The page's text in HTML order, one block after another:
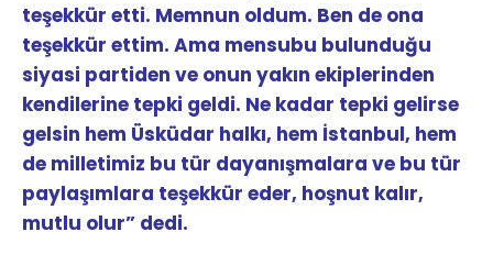
teşekkür etti. Memnun oldum. Ben de ona
teşekkür ettim. Ama mensubu bulunduğu
siyasi partiden ve onun yakın ekiplerinden
kendilerine tepki geldi. Ne kadar tepki gelirse
gelsin hem Üsküdar halkı, hem İstanbul, hem
de milletimiz bu tür dayanışmalara ve bu tür
paylaşımlara teşekkür eder, hoşnut kalır,
mutlu olur” dedi.